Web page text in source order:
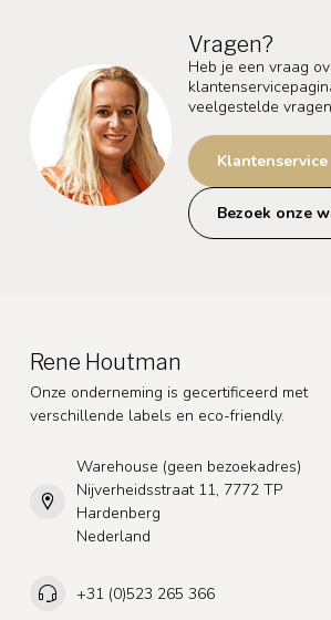
Vragen?
Heb je een vraag
veelgestelde
Klantenservice
Bezoek onze
Rene Houtman
Onze onderneming is gecertificeerd met
verschillende labels en eco-friendly.
Warehouse (geen bezoekadres)
Nijverheidsstraat 11, 7772 TP
Hardenberg
Nederland
+31 (0)523 265 366